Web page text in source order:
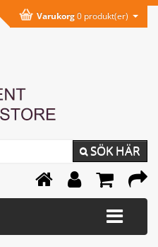
Varukorg0 produkt(er)
SÖK HÄR